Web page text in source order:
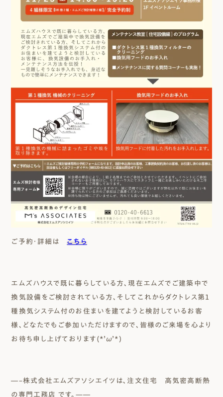
ご予約・詳細はこちら
エムズハウスで既に暮らしている方、現在エムズでご建築中で
換気設備をご検討されている方、そしてこれからダクトレス第１
種換気システム付のお住まいを建てようと検討しているお客
様、どなたでもご参加いただけますので、皆様のご来場を心より
お待ち申し上げております(*’ω’*)
―–株式会社エムズアソシエイツは、注文住宅 高気密高断熱
の専門工務店 です。—―